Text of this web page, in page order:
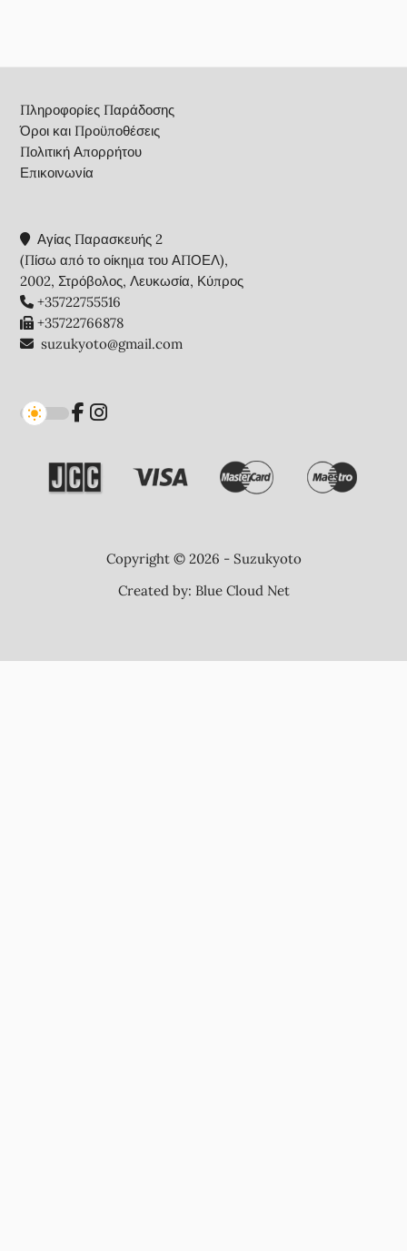
Πληροφορίες Παράδοσης
Όροι και Προϋποθέσεις
Πολιτική Απορρήτου
Επικοινωνία
Αγίας Παρασκευής 2
(Πίσω από το οίκημα του ΑΠΟΕΛ),
2002, Στρόβολος, Λευκωσία, Κύπρος
+35722755516
+35722766878
suzukyoto@gmail.com
Copyright © 2026 - Suzukyoto
Created by: Blue Cloud Net